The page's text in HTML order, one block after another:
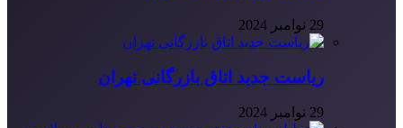
29 نوامبر 2024
ریاست جدید اتاق بازرگانی تهران
29 نوامبر 2024